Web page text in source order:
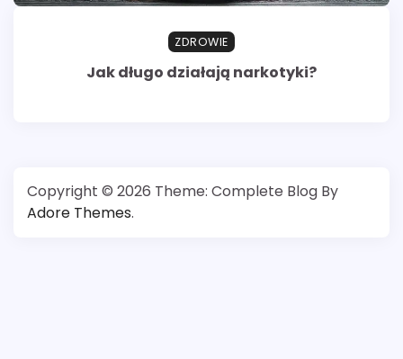
ZDROWIE
Jak długo działają narkotyki?
Copyright © 2026 Theme: Complete Blog By
Adore Themes.